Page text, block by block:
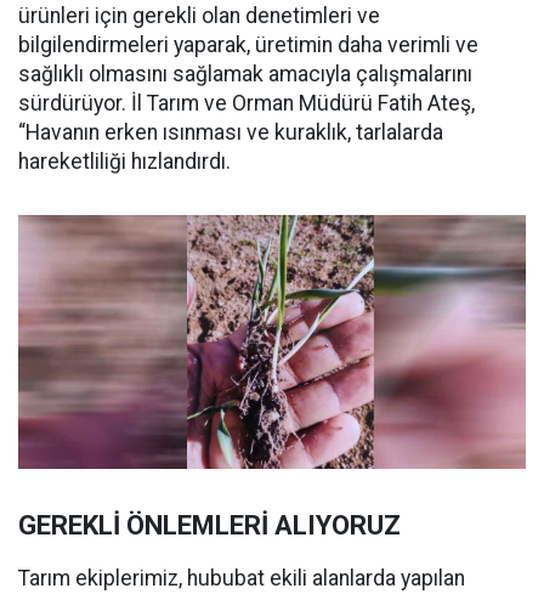
ürünleri için gerekli olan denetimleri ve
bilgilendirmeleri yaparak, üretimin daha verimli ve
sağlıklı olmasını sağlamak amacıyla çalışmalarını
sürdürüyor. İl Tarım ve Orman Müdürü Fatih Ateş,
“Havanın erken ısınması ve kuraklık, tarlalarda
hareketliliği hızlandırdı.
GEREKLİ ÖNLEMLERİ ALIYORUZ
Tarım ekiplerimiz, hububat ekili alanlarda yapılan